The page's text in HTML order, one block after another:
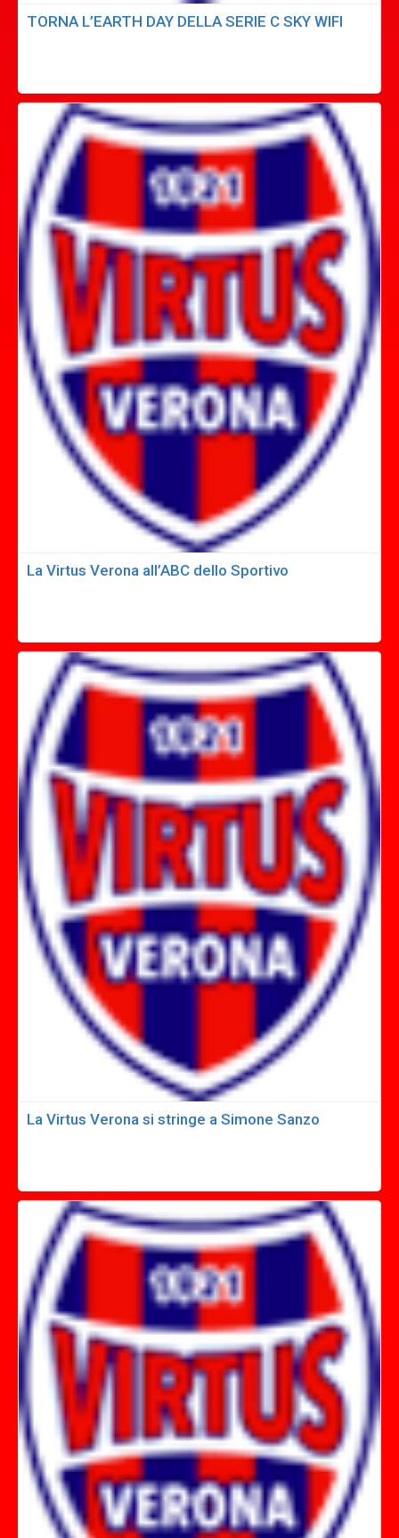
TORNA L’EARTH DAY DELLA SERIE C SKY WIFI
La Virtus Verona all’ABC dello Sportivo
La Virtus Verona si stringe a Simone Sanzo